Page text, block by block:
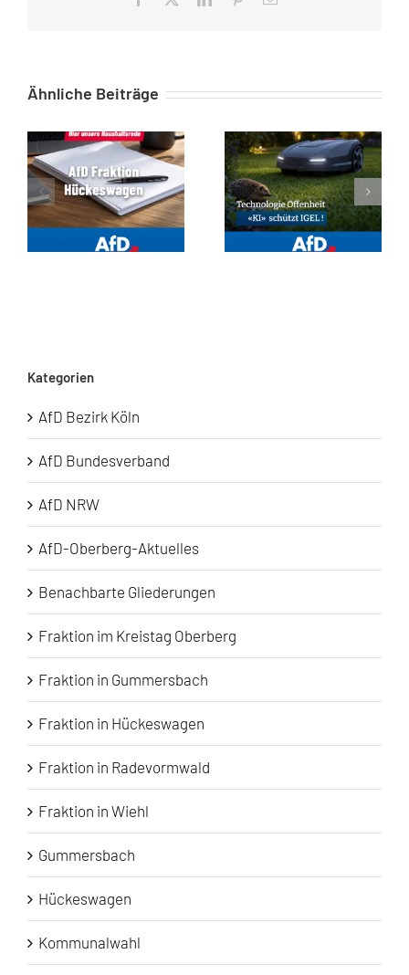
Ähnliche Beiträge
Kategorien
AfD Bezirk Köln
AfD Bundesverband
AfD NRW
AfD-Oberberg-Aktuelles
Benachbarte Gliederungen
Fraktion im Kreistag Oberberg
Fraktion in Gummersbach
Fraktion in Hückeswagen
Fraktion in Radevormwald
Fraktion in Wiehl
Gummersbach
Hückeswagen
Kommunalwahl